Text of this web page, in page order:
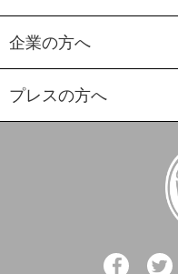
企業の方へ
プレスの方へ